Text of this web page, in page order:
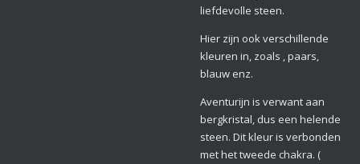
liefdevolle steen.
Hier zijn ook verschillende
kleuren in, zoals , paars,
blauw enz.
Aventurijn is verwant aan
bergkristal, dus een helende
steen. Dit kleur is verbonden
met het tweede chakra. (